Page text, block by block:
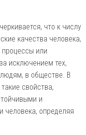
что к числу
качества человека,
процессы или
исключением тех,
в обществе. В
свойства,
и
человека, определяя